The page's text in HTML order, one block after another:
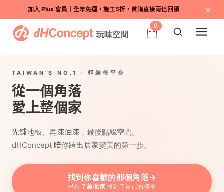
加入 Plus 會員｜全年免運・施工5折・首購直接兩倍回饋 ×
0
TAIWAN'S NO.1 · 輕裝修平台
從一個角落
愛上整個家
先舖地板、再漆油漆，最後點綴空間。
dHConcept 陪你跨出居家變美的第一步。
找到你喜歡的那個角落→
已有 7 萬個家找到了自己的樣子